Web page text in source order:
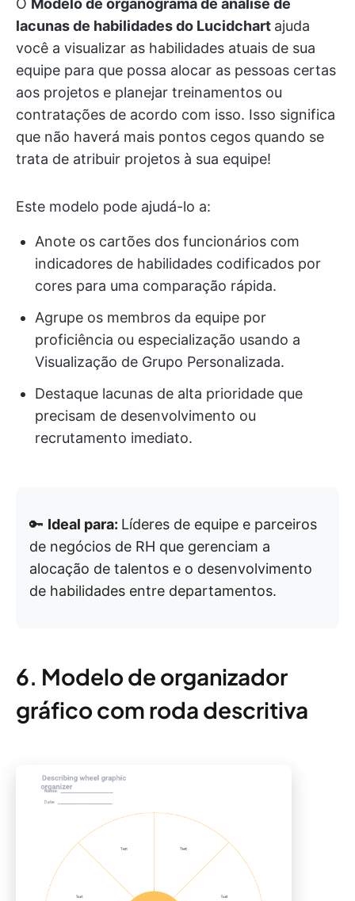
O Modelo de organograma de análise de
lacunas de habilidades do Lucidchart ajuda
você a visualizar as habilidades atuais de sua
equipe para que possa alocar as pessoas certas
aos projetos e planejar treinamentos ou
contratações de acordo com isso. Isso significa
que não haverá mais pontos cegos quando se
trata de atribuir projetos à sua equipe!
Este modelo pode ajudá-lo a:
Anote os cartões dos funcionários com
indicadores de habilidades codificados por
cores para uma comparação rápida.
Agrupe os membros da equipe por
proficiência ou especialização usando a
Visualização de Grupo Personalizada.
Destaque lacunas de alta prioridade que
precisam de desenvolvimento ou
recrutamento imediato.
🔑 Ideal para: Líderes de equipe e parceiros
de negócios de RH que gerenciam a
alocação de talentos e o desenvolvimento
de habilidades entre departamentos.
6. Modelo de organizador
gráfico com roda descritiva